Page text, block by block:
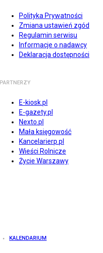
Polityka Prywatności
Zmiana ustawień zgód
Regulamin serwisu
Informacje o nadawcy
Deklaracja dostępności
PARTNERZY
E-kiosk.pl
E-gazety.pl
Nexto.pl
Mała księgowość
Kancelarierp.pl
Wieści Rolnicze
Życie Warszawy
KALENDARIUM